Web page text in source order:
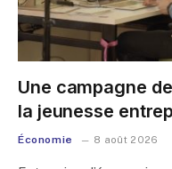
Une campagne
la jeunesse
Économie 8 août 2026